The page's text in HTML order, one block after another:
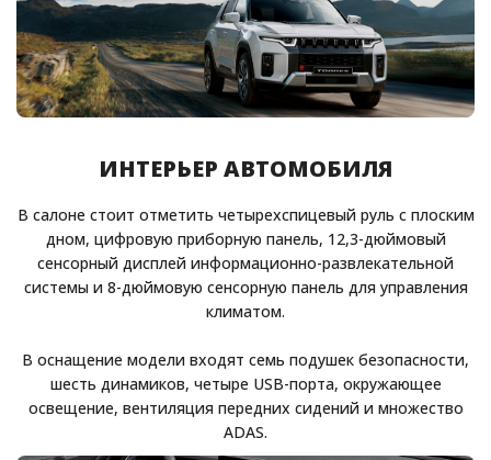
ИНТЕРЬЕР АВТОМОБИЛЯ
В салоне стоит отметить четырехспицевый руль с плоским
дном, цифровую приборную панель, 12,3-дюймовый
сенсорный дисплей информационно-развлекательной
системы и 8-дюймовую сенсорную панель для управления
климатом.
В оснащение модели входят семь подушек безопасности,
шесть динамиков, четыре USB-порта, окружающее
освещение, вентиляция передних сидений и множество
ADAS.